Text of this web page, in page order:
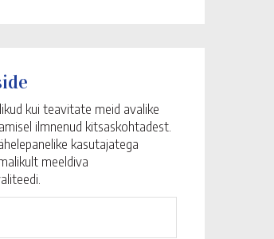
kui teavitate meid avalike
ilmnenud kitsaskohtadest.
kasutajatega
meeldiva